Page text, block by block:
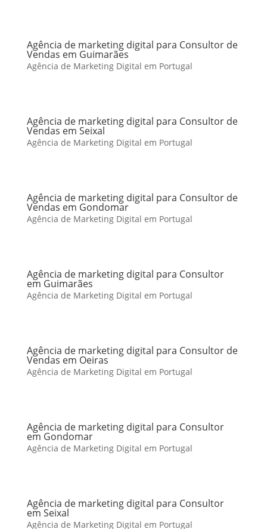
Agência de marketing digital para Consultor de
Vendas em Guimarães
Agência de Marketing Digital em Portugal
Agência de marketing digital para Consultor de
Vendas em Seixal
Agência de Marketing Digital em Portugal
Agência de marketing digital para Consultor de
Vendas em Gondomar
Agência de Marketing Digital em Portugal
Agência de marketing digital para Consultor
em Guimarães
Agência de Marketing Digital em Portugal
Agência de marketing digital para Consultor de
Vendas em Oeiras
Agência de Marketing Digital em Portugal
Agência de marketing digital para Consultor
em Gondomar
Agência de Marketing Digital em Portugal
Agência de marketing digital para Consultor
em Seixal
Agência de Marketing Digital em Portugal